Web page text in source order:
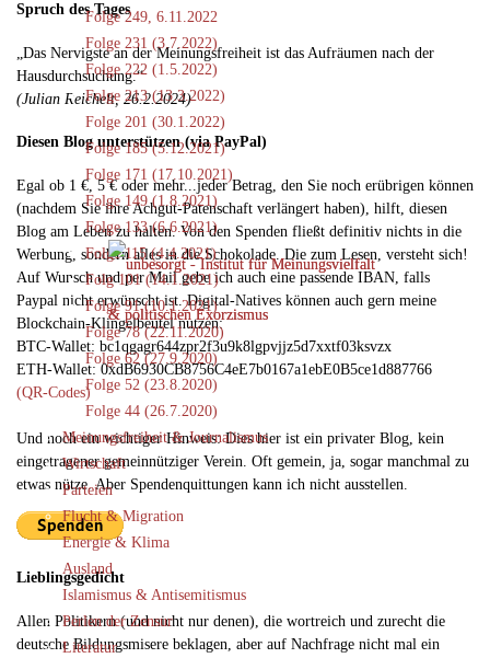
Folge 249, 6.11.2022
Folge 231 (3.7.2022)
Folge 222 (1.5.2022)
Folge 213 (13.3.2022)
Folge 201 (30.1.2022)
Folge 185 (5.12.2021)
Folge 171 (17.10.2021)
Folge 149 (1.8.2021)
Folge 133 (6.6.2021)
Folge 115 (4.4.2021)
Folg 101 (14.1.2021)
Folge 91 (10.1.2021)
Folge 78 (22.11.2020)
Folge 62 (27.9.2020)
Folge 52 (23.8.2020)
Folge 44 (26.7.2020)
Meinungsfreiheit & Journalismus
Wirtschaft
Parteien
Flucht & Migration
Energie & Klima
Ausland
Islamismus & Antisemitismus
Perlen der Zensur
Literatur
Spruch des Tages
„Das Nervigste an der Meinungsfreiheit ist das Aufräumen nach der
Hausdurchsuchung.“
(Julian Reichelt, 26.2.2024)
Diesen Blog unterstützen (via PayPal)
Egal ob 1 €, 5 € oder mehr...jeder Betrag, den Sie noch erübrigen können
(nachdem Sie ihre Achgut-Patenschaft verlängert haben), hilft, diesen
Blog am Leben zu halten. Von den Spenden fließt definitiv nichts in die
Werbung, sondern alles in die Schokolade. Die zum Lesen, versteht sich!
Auf Wunsch und per Mail gebe ich auch eine passende IBAN, falls
Paypal nicht erwünscht ist. Digital-Natives können auch gern meine
Blockchain-Klingelbeutel nutzen:
BTC-Wallet: bc1qgagr644zpr2f3u9k8lgpvjjz5d7xxtf03ksvzx
ETH-Wallet: 0xdB6930CB8756C4eE7b0167a1ebE0B5ce1d887766
(QR-Codes)
Und noch ein wichtiger Hinweis: Dies hier ist ein privater Blog, kein
eingetragener gemeinnütziger Verein. Oft gemein, ja, sogar manchmal zu
etwas nütze. Aber Spendenquittungen kann ich nicht ausstellen.
Lieblingsgedicht
Allen Politikern (und nicht nur denen), die wortreich und zurecht die
deutsche Bildungsmisere beklagen, aber auf Nachfrage nicht mal ein